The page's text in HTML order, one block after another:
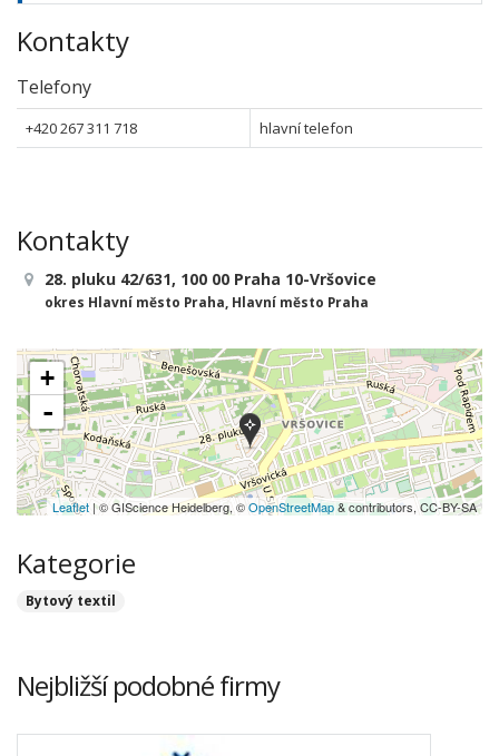
Kontakty
Telefony
+420 267 311 718 hlavní telefon
Kontakty
28. pluku 42/631, 100 00 Praha 10-Vršovice
okres Hlavní město Praha, Hlavní město Praha
+
-
Leaflet | © GIScience Heidelberg, ©OpenStreetMap& contributors, CC-BY-SA
Kategorie
Bytový textil
Nejbližší podobné firmy